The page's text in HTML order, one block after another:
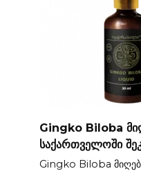
Gingko Biloba
საქართველოში
Gingko Biloba